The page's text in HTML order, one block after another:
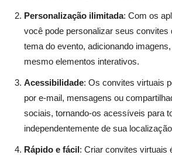
Personalização ilimitada: Com os
você pode personalizar seus convites
tema do evento, adicionando
mesmo elementos interativos.
Acessibilidade: Os convites virtuais
por e-mail, mensagens ou
sociais, tornando-os acessíveis para
independentemente de sua
Rápido e fácil: Criar convites virtuais